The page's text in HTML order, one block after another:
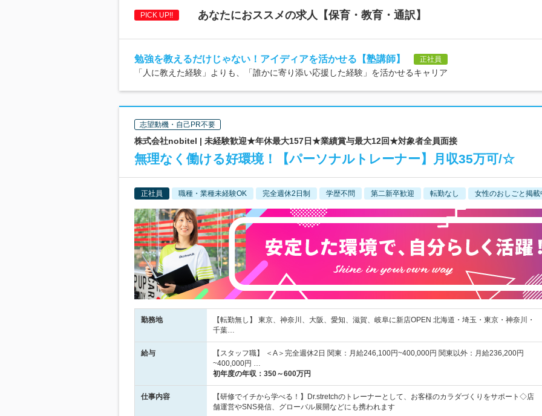
PICK UP!! あなたにおススメの求人【保育・教育・通訳】
勉強を教えるだけじゃない！アイディアを活かせる【塾講師】 正社員
「人に教えた経験」よりも、「誰かに寄り添い応援した経験」を活かせるキャリア
志望動機・自己PR不要
株式会社nobitel | 未経験歓迎★年休最大157日★業績賞与最大12回★対象者全員面接
無理なく働ける好環境！【パーソナルトレーナー】月収35万可/☆
正社員 職種・業種未経験OK 完全週休2日制 学歴不問 第二新卒歓迎 転勤なし 女性のおしごと掲載
勤務地
【転勤無し】 東京、神奈川、大阪、愛知、滋賀、岐阜に新店OPEN 北海道・埼玉・東京・神奈川・
千葉…
給与
【スタッフ職】 ＜A＞完全週休2日 関東：月給246,100円~400,000円 関東以外：月給236,200円
~400,000円 …
初年度の年収： 350～600万円
仕事内容
【研修でイチから学べる！】Dr.stretchのトレーナーとして、お客様のカラダづくりをサポート◇店
舗運営やSNS発信、グローバル展開などにも携われます